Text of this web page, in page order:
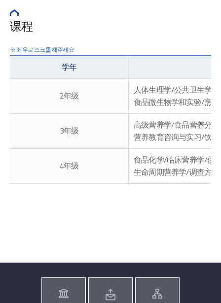
课程
学年
2年级
人体生理学/公共卫生学/
食品微生物学和实验/烹
3年级
高级营养学/食品营养分
营养教育咨询与实习/饮
4年级
食品化学/临床营养学/供
生命周期营养学/调查方